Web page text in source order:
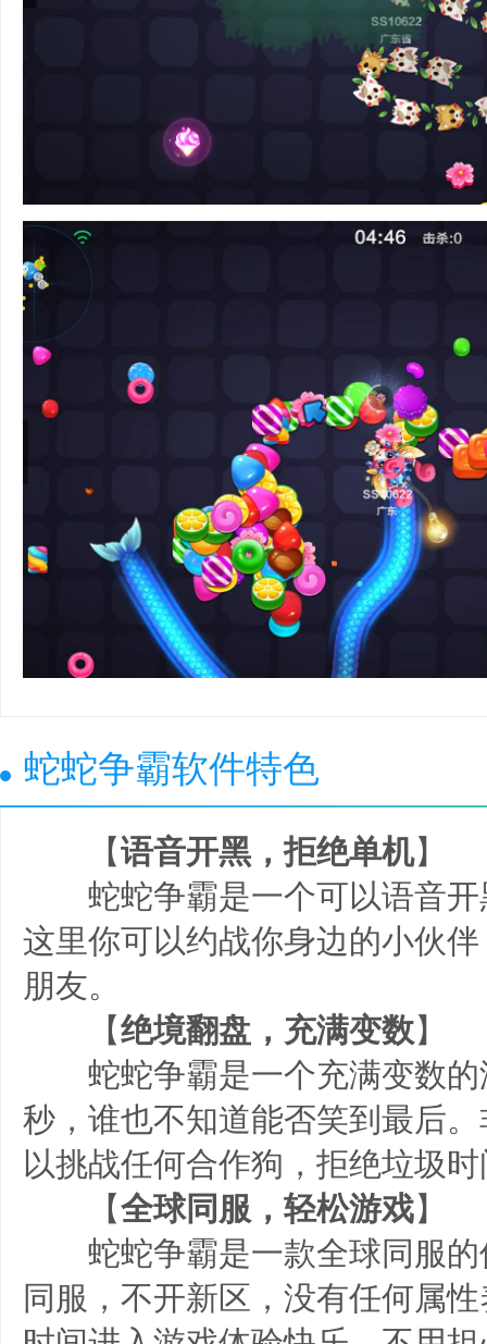
蛇蛇争霸软件特色
【语音开黑，拒绝单机】
蛇蛇争霸是一个可以语音开
这里你可以约战你身边的小伙
朋友。
【绝境翻盘，充满变数】
蛇蛇争霸是一个充满变数的
秒，谁也不知道能否笑到最后
以挑战任何合作狗，拒绝垃圾时
【全球同服，轻松游戏】
蛇蛇争霸是一款全球同服的
同服，不开新区，没有任何属